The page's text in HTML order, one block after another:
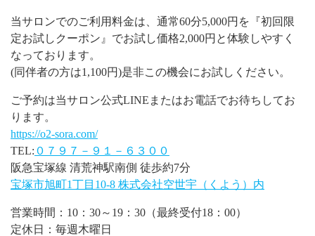
当サロンでのご利用料金は、通常60分5,000円を『初回限
定お試しクーポン』でお試し価格2,000円と体験しやすく
なっております。
(同伴者の方は1,100円)是非この機会にお試しください。
ご予約は当サロン公式LINEまたはお電話でお待ちしてお
ります。
https://o2-sora.com/
TEL: ０７９７－９１－６３００
阪急宝塚線 清荒神駅南側 徒歩約7分
宝塚市旭町1丁目10-8 株式会社空世宇（くよう）内
営業時間：10：30～19：30（最終受付18：00）
定休日：毎週木曜日